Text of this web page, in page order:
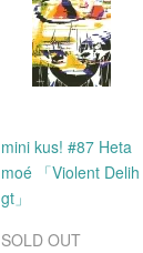
mini kus! #87 Heta
moé 「Violent Delih
gt」
SOLD OUT